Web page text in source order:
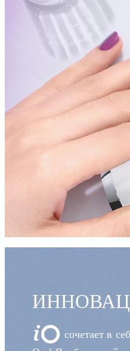
ИННОВАЦ
сочетает в